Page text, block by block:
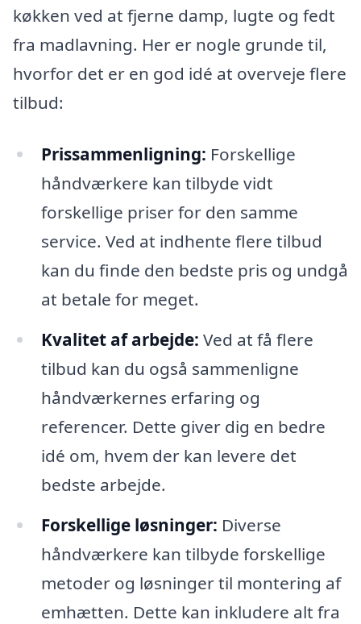
køkken ved at fjerne damp, lugte og fedt
fra madlavning. Her er nogle grunde til,
hvorfor det er en god idé at overveje flere
tilbud:
Prissammenligning: Forskellige
håndværkere kan tilbyde vidt
forskellige priser for den samme
service. Ved at indhente flere tilbud
kan du finde den bedste pris og undgå
at betale for meget.
Kvalitet af arbejde: Ved at få flere
tilbud kan du også sammenligne
håndværkernes erfaring og
referencer. Dette giver dig en bedre
idé om, hvem der kan levere det
bedste arbejde.
Forskellige løsninger: Diverse
håndværkere kan tilbyde forskellige
metoder og løsninger til montering af
emhætten. Dette kan inkludere alt fra